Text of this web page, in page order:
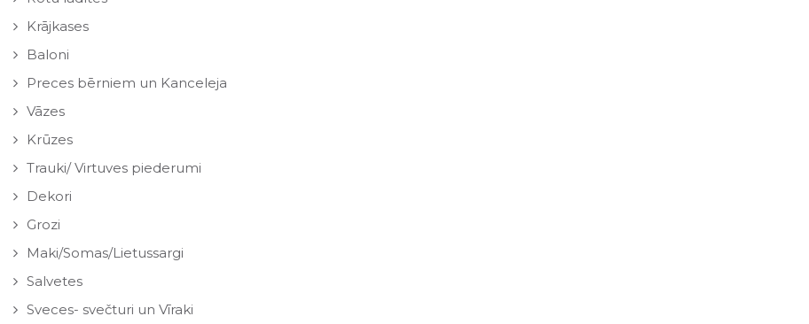
Krājkases
Baloni
Preces bērniem un Kanceleja
Vāzes
Krūzes
Trauki/ Virtuves piederumi
Dekori
Grozi
Maki/Somas/Lietussargi
Salvetes
Sveces- svečturi un Vīraki